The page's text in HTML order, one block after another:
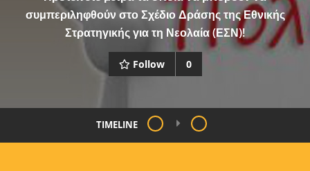
συμπεριληφθούν στο Σχέδιο Δράσης της Εθνικής
Στρατηγικής για τη Νεολαία (ΕΣΝ)!
Follow 0
TIMELINE